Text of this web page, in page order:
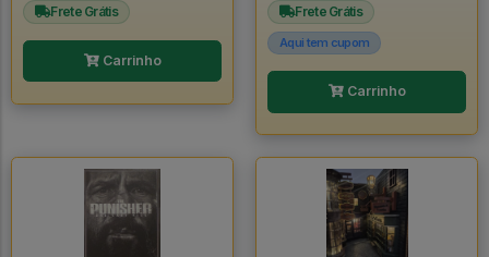
Frete Grátis
Carrinho
Frete Grátis
Aqui tem cupom
Carrinho